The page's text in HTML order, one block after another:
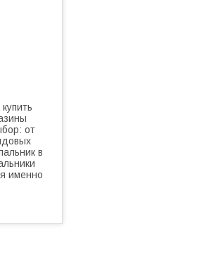
от
в
именно